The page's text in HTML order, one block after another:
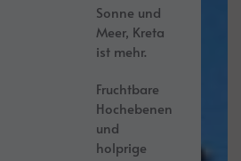
Sonne und
Meer, Kreta
ist mehr.
Fruchtbare
Hochebenen
und
holprige